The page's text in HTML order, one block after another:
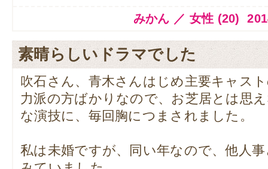
みかん ／ 女性 (20)
素晴らしいドラマでした
吹石さん、青木さんはじめ主要キャス
力派の方ばかりなので、お芝居とは思
な演技に、毎回胸につまされました。
私は未婚ですが、同い年なので、他人